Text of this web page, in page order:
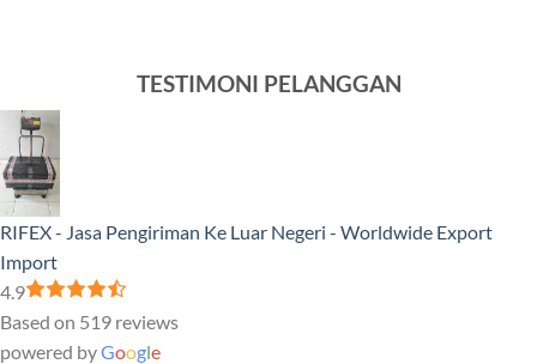
Negeri
TESTIMONI PELANGGAN
RIFEX - Jasa Pengiriman Ke Luar Negeri - Worldwide Export
Import
4.9
Based on 519 reviews
powered byGoogle